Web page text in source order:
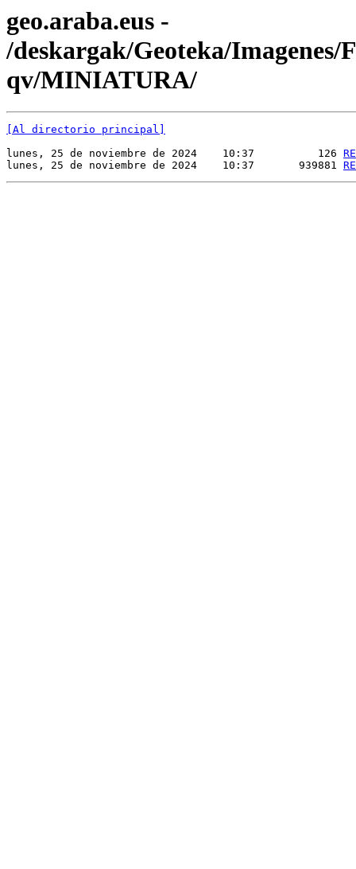
geo.araba.eus -
/deskargak/Geoteka/Imagenes/
qv/MINIATURA/
[Al directorio principal]
lunes, 25 de noviembre de 2024    10:37          126
lunes, 25 de noviembre de 2024    10:37       939881